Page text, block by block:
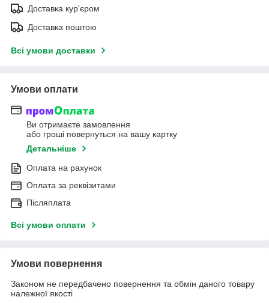
Доставка кур'єром
Доставка поштою
Всі умови доставки
Умови оплати
Ви отримаєте замовлення
або гроші повернуться на вашу картку
Детальніше
Оплата на рахунок
Оплата за реквізитами
Післяплата
Всі умови оплати
Умови повернення
Законом не передбачено повернення та обмін даного товару
належної якості